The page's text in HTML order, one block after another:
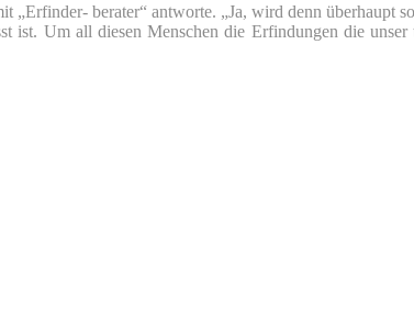
berater“ antworte. „Ja, wird denn überhaupt
ist. Um all diesen Menschen die Erfindungen die